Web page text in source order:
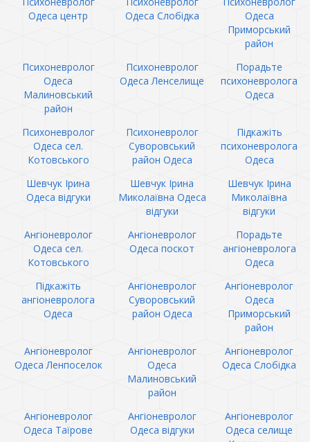
Одеса центр
Одеса Слобідка
Одеса
Приморський
район
Психоневролог
Одеса
Малиновський
район
Психоневролог
Одеса Ленселище
Порадьте
психоневролога
Одеса
Психоневролог
Одеса сел.
Котовського
Психоневролог
Суворовський
район Одеса
Підкажіть
психоневролога
Одеса
Шевчук Ірина
Одеса відгуки
Шевчук Ірина
Миколаївна Одеса
відгуки
Шевчук Ірина
Миколаївна
відгуки
Ангіоневролог
Одеса сел.
Котовського
Ангіоневролог
Одеса поскот
Порадьте
ангіоневролога
Одеса
Підкажіть
ангіоневролога
Одеса
Ангіоневролог
Суворовський
район Одеса
Ангіоневролог
Одеса
Приморський
район
Ангіоневролог
Одеса Ленпоселок
Ангіоневролог
Одеса
Малиновський
район
Ангіоневролог
Одеса Слобідка
Ангіоневролог
Одеса Таїрове
Ангіоневролог
Одеса відгуки
Ангіоневролог
Одеса селище